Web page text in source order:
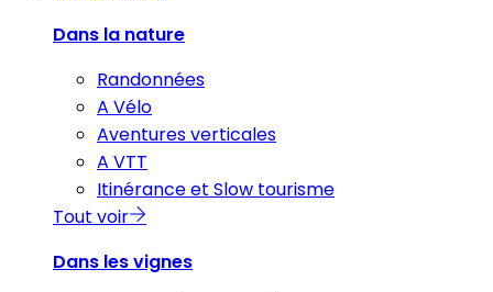
Dans la nature
Randonnées
A Vélo
Aventures verticales
A VTT
Itinérance et Slow tourisme
Tout voir
Dans les vignes